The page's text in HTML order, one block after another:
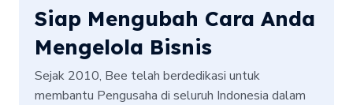
Siap Mengubah Cara Anda
Mengelola Bisnis
Sejak 2010, Bee telah berdedikasi untuk
membantu Pengusaha di seluruh Indonesia dalam